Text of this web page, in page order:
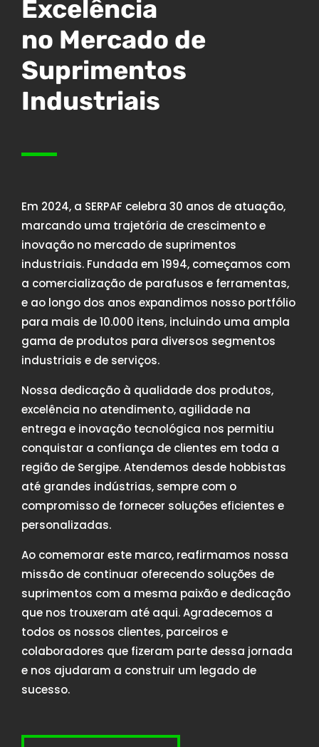
Excelência
no Mercado de
Suprimentos
Industriais
Em 2024, a SERPAF celebra 30 anos de atuação,
marcando uma trajetória de crescimento e
inovação no mercado de suprimentos
industriais. Fundada em 1994, começamos com
a comercialização de parafusos e ferramentas,
e ao longo dos anos expandimos nosso portfólio
para mais de 10.000 itens, incluindo uma ampla
gama de produtos para diversos segmentos
industriais e de serviços.
Nossa dedicação à qualidade dos produtos,
excelência no atendimento, agilidade na
entrega e inovação tecnológica nos permitiu
conquistar a confiança de clientes em toda a
região de Sergipe. Atendemos desde hobbistas
até grandes indústrias, sempre com o
compromisso de fornecer soluções eficientes e
personalizadas.
Ao comemorar este marco, reafirmamos nossa
missão de continuar oferecendo soluções de
suprimentos com a mesma paixão e dedicação
que nos trouxeram até aqui. Agradecemos a
todos os nossos clientes, parceiros e
colaboradores que fizeram parte dessa jornada
e nos ajudaram a construir um legado de
sucesso.